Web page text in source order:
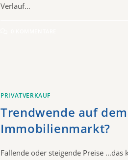
Verlauf…
PRIVATVERKAUF
Trendwende auf dem
Immobilienmarkt?
Fallende oder steigende Preise